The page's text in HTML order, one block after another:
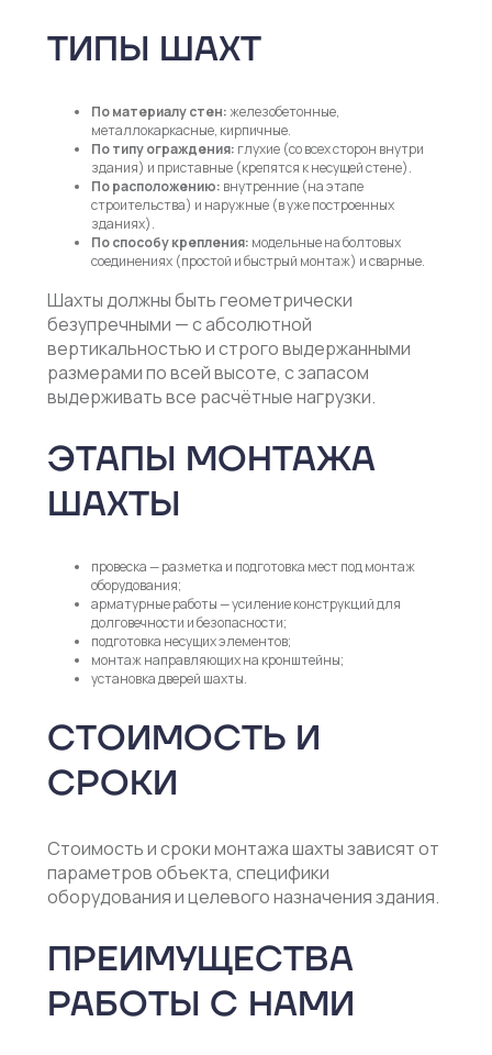
ТИПЫ ШАХТ
По материалу стен:железобетонные,
металлокаркасные, кирпичные.
По типу ограждения: глухие (со всех сторон внутри
здания) и приставные (крепятся к несущей стене).
По расположению: внутренние (на этапе
строительства) и наружные (в уже построенных
зданиях).
По способу крепления: модельные на болтовых
соединениях (простой и быстрый монтаж) и сварные.
Шахты должны быть геометрически
безупречными — с абсолютной
вертикальностью и строго выдержанными
размерами по всей высоте, с запасом
выдерживать все расчётные нагрузки.
ЭТАПЫ МОНТАЖА
ШАХТЫ
провеска — разметка и подготовка мест под монтаж
оборудования;
арматурные работы — усиление конструкций для
долговечности и безопасности;
подготовка несущих элементов;
монтаж направляющих на кронштейны;
установка дверей шахты.
СТОИМОСТЬ И
СРОКИ
Стоимость и сроки монтажа шахты зависят от
параметров объекта, специфики
оборудования и целевого назначения здания.
ПРЕИМУЩЕСТВА
РАБОТЫ С НАМИ